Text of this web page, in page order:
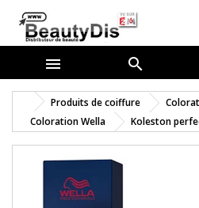
 
Produits de coiffure
Coloration Wella
Koleston